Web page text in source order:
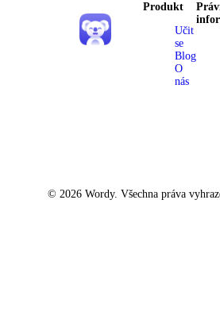
Produkt
Učit
se
Blog
O
nás
© 2026 Wordy. Všechna práva